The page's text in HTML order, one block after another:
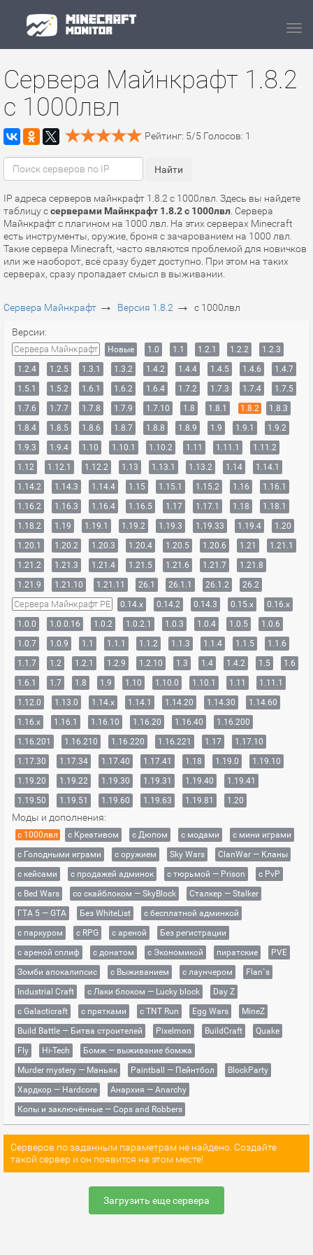
Сервера Майнкрафт 1.8.2
с 1000лвл
Рейтинг: 5/5 Голосов: 1
IP адреса серверов майнкрафт 1.8.2 с 1000лвл. Здесь вы найдете
таблицу ссерверами Майнкрафт 1.8.2 с 1000лвл . Сервера
Майнкрафт с плагином на 1000 лвл. На этих серверах Minecraft
есть инструменты, оружие, броня с зачарованием на 1000 лвл.
Такие сервера Minecraft, часто являются проблемой для новичков
или же наоборот, всё сразу будет доступно. При этом на таких
серверах, сразу пропадает смысл в выживании.
Сервера Майнкрафт → Версия 1.8.2 → с 1000лвл
Версии:
Сервера Майнкрафт Новые 1.0 1.1 1.2.1 1.2.2
1.2.3
1.2.4
1.2.5 1.3.1 1.3.2 1.4.2 1.4.4 1.4.5 1.4.6
1.4.7
1.5.1
1.5.2 1.6.1 1.6.2 1.6.4 1.7.2 1.7.3 1.7.4
1.7.5
1.7.6
1.7.7 1.7.8 1.7.9 1.7.10 1.8 1.8.1 1.8.2
1.8.3
1.8.4
1.8.5 1.8.6 1.8.7 1.8.8 1.8.9 1.9 1.9.1
1.9.2
1.9.3
1.9.4 1.10 1.10.1 1.10.2 1.11 1.11.1
1.11.2
1.12
1.12.1 1.12.2 1.13 1.13.1 1.13.2 1.14
1.14.1
1.14.2
1.14.3 1.14.4 1.15 1.15.1 1.15.2 1.16
1.16.1
1.16.2
1.16.3 1.16.4 1.16.5 1.17 1.17.1 1.18
1.18.1
1.18.2
1.19 1.19.1 1.19.2 1.19.3 1.19.33 1.19.4
1.20
1.20.1
1.20.2 1.20.3 1.20.4 1.20.5 1.20.6 1.21
1.21.1
1.21.2
1.21.3 1.21.4 1.21.5 1.21.6 1.21.7
1.21.8
1.21.9
1.21.10 1.21.11 26.1 26.1.1 26.1.2 26.2
Сервера Майнкрафт PE 0.14.x 0.14.2 0.14.3 0.15.x
0.16.x
1.0.0
1.0.0.16 1.0.2 1.0.2.1 1.0.3 1.0.4 1.0.5
1.0.6
1.0.7
1.0.9 1.1 1.1.1 1.1.2 1.1.3 1.1.4 1.1.5
1.1.6
1.1.7
1.2 1.2.1 1.2.9 1.2.10 1.3 1.4 1.4.2 1.5
1.6
1.6.1
1.7 1.8 1.9 1.10 1.10.0 1.10.1 1.11
1.11.1
1.12.0
1.13.0 1.14.x 1.14.1 1.14.20 1.14.30
1.14.60
1.16.x
1.16.1 1.16.10 1.16.20 1.16.40
1.16.200
1.16.201
1.16.210 1.16.220 1.16.221 1.17
1.17.10
1.17.30
1.17.34 1.17.40 1.17.41 1.18 1.19.0
1.19.10
1.19.20
1.19.22 1.19.30 1.19.31 1.19.40
1.19.41
1.19.50
1.19.51 1.19.60 1.19.63 1.19.81 1.20
Моды и дополнения:
с 1000лвл c Креативом с Дюпом с модами
с мини играми
с Голодными играми
с оружием Sky Wars
ClanWar — Кланы
с кейсами
с продажей админок с тюрьмой — Prison
с PvP
с Bed Wars
со скайблоком — SkyBlock
Сталкер — Stalker
ГТА 5 — GTA
Без WhiteList
с бесплатной админкой
с паркуром
с RPG с ареной
Без регистрации
с ареной сплиф
с донатом с Экономикой пиратские
PVE
Зомби апокалипсис
с Выживанием с лаунчером
Flan`s
Industrial Craft
с Лаки блоком — Lucky block
Day Z
с Galacticraft
с прятками с TNT Run Egg Wars
MineZ
Build Battle — Битва строителей
Pixelmon BuildCraft
Quake
Fly
Hi-Tech
Бомж — выживание бомжа
Murder mystery — Маньяк
Paintball — Пейнтбол
BlockParty
Хардкор — Hardcore
Анархия — Anarchy
Копы и заключённые — Cops and Robbers
Серверов по заданным параметрам не найдено. Создайте
такой сервер и он появится на этом месте!
Загрузить еще сервера